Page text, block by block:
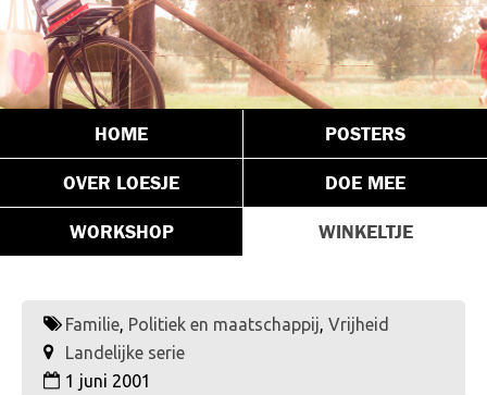
HOME POSTERS
OVER LOESJE DOE MEE
WORKSHOP WINKELTJE
Familie, Politiek en maatschappij, Vrijheid
Landelijke serie
1 juni 2001